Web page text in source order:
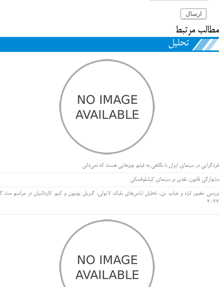
ارسال
مطالب مرتبط
تحلیل
فردگرایی در سینمای ایران با نگاهی به فیلم چیزهایی هست که نمی‌دانی
بت‌وارگی قانون، نقدی بر سینمای کیشلوفسکی
بررسی حضور ابژه و غیاب تن، تحلیل لباس‌های بلیک لایولی، گبریل یونیون و کیم کارداشیان در مراسم مت
۲۰۲۲